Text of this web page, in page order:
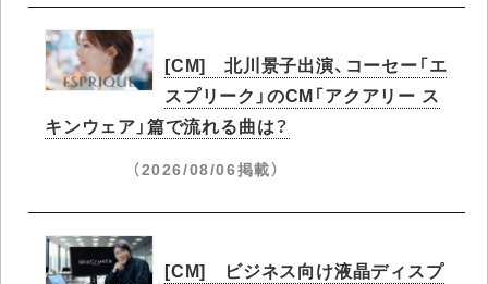
[CM] 北川景子出演、コーセー「エ
スプリーク」のCM「アクアリー ス
キンウェア」篇で流れる曲は？
（2026/08/06掲載）
[CM] ビジネス向け液晶ディスプ